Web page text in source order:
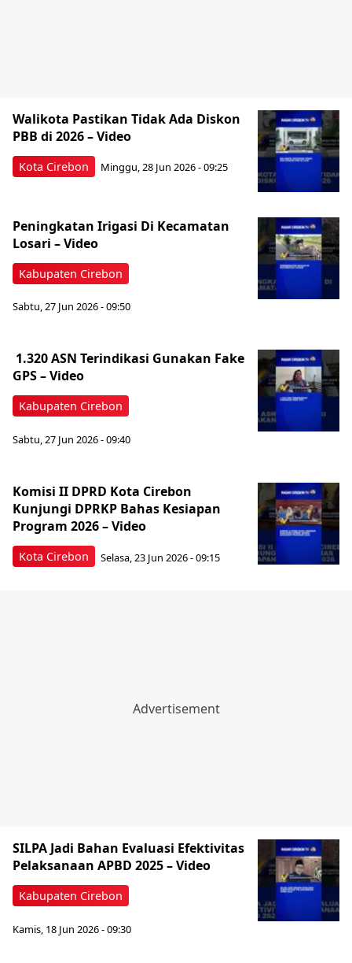
Kota Cirebon
Walikota Pastikan Tidak Ada Diskon
PBB di 2026 – Video
Minggu, 28 Jun 2026 - 09:25
Kabupaten Cirebon
Peningkatan Irigasi Di Kecamatan
Losari – Video
Sabtu, 27 Jun 2026 - 09:50
Kabupaten Cirebon
‎ 1.320 ASN Terindikasi Gunakan Fake
GPS – Video
Sabtu, 27 Jun 2026 - 09:40
Kota Cirebon
Komisi II DPRD Kota Cirebon
Kunjungi DPRKP Bahas Kesiapan
Program 2026 – Video
Selasa, 23 Jun 2026 - 09:15
Kabupaten Cirebon
‎SILPA Jadi Bahan Evaluasi Efektivitas
Pelaksanaan APBD 2025 – Video
Kamis, 18 Jun 2026 - 09:30